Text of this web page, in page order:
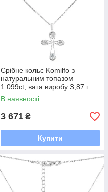
Срібне кольє Komilfo з
натуральним топазом
1.099ct, вага виробу 3,87 г
(2167617) 450500 розмір
В наявності
3 671 ₴
Купити